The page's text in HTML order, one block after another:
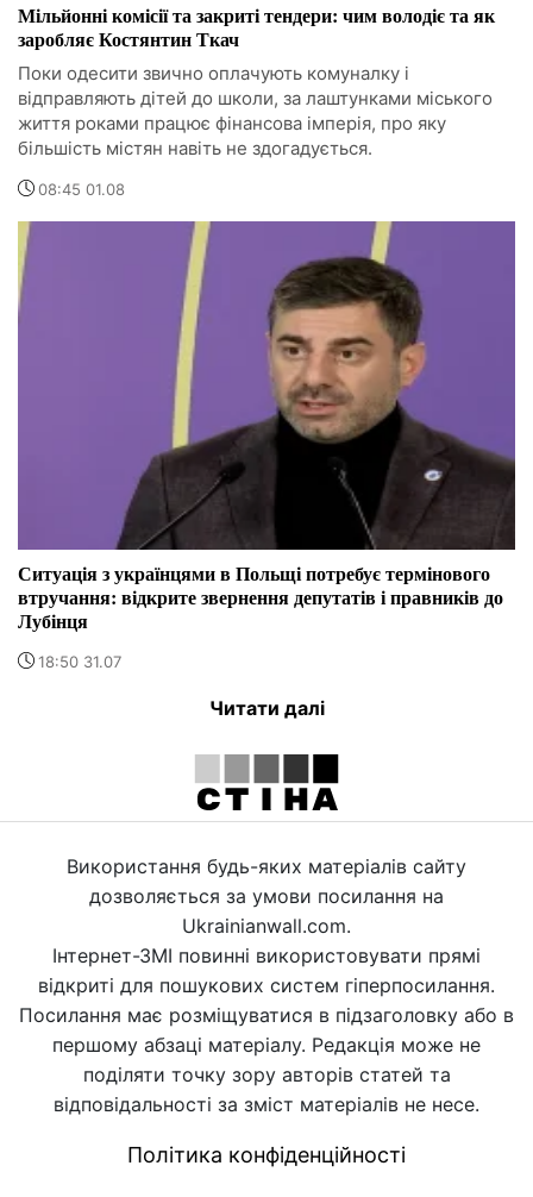
Мільйонні комісії та закриті тендери: чим володіє та як
заробляє Костянтин Ткач
Поки одесити звично оплачують комуналку і
відправляють дітей до школи, за лаштунками міського
життя роками працює фінансова імперія, про яку
більшість містян навіть не здогадується.
08:45 01.08
Ситуація з українцями в Польщі потребує термінового
втручання: відкрите звернення депутатів і правників до
Лубінця
18:50 31.07
Читати далі
Використання будь-яких матеріалів сайту
дозволяється за умови посилання на
Ukrainianwall.com.
Інтернет-ЗМІ повинні використовувати прямі
відкриті для пошукових систем гіперпосилання.
Посилання має розміщуватися в підзаголовку або в
першому абзаці матеріалу. Редакція може не
поділяти точку зору авторів статей та
відповідальності за зміст матеріалів не несе.
Політика конфіденційності